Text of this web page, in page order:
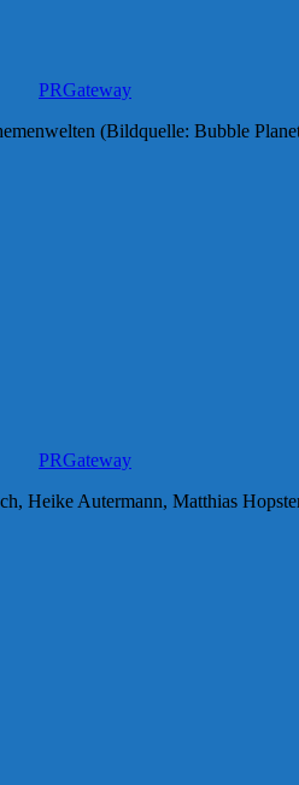
PRGateway
(Bildquelle: Bubble
PRGateway
Heike Autermann, Matthias